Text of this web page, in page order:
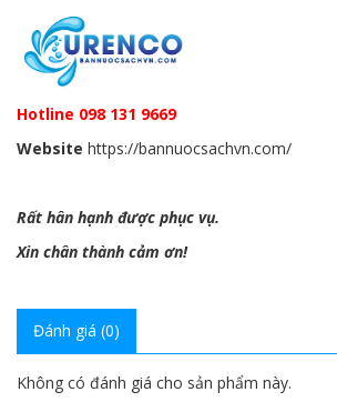
Hotline 098 131 9669
Website https://bannuocsachvn.com/
Rất hân hạnh được phục vụ.
Xin chân thành cảm ơn!
Đánh giá (0)
Không có đánh giá cho sản phẩm này.